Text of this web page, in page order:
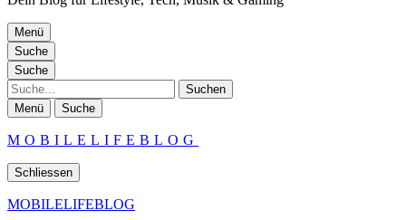
Menü
Suche
Suche
Suche
Menü Suche
MOBILELIFEBLOG
Schliessen
MOBILELIFEBLOG